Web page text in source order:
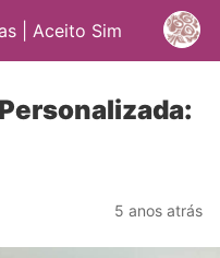
| Aceito Sim
5 anos atrás